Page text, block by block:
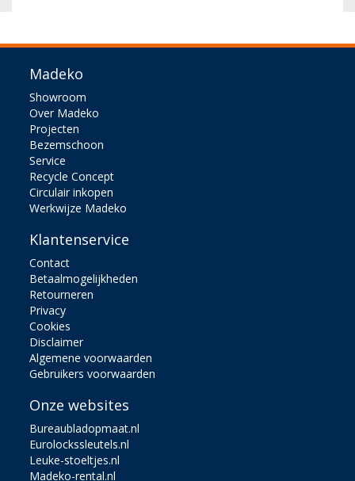
Madeko
Showroom
Over Madeko
Projecten
Bezemschoon
Service
Recycle Concept
Circulair inkopen
Werkwijze Madeko
Klantenservice
Contact
Betaalmogelijkheden
Retourneren
Privacy
Cookies
Disclaimer
Algemene voorwaarden
Gebruikers voorwaarden
Onze websites
Bureaubladopmaat.nl
Eurolockssleutels.nl
Leuke-stoeltjes.nl
Madeko-rental.nl